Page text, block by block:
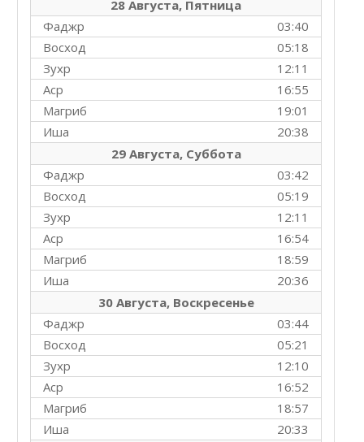
28 Августа, Пятница
03:40
Фаджр
05:18
Восход
12:11
Зухр
16:55
Аср
19:01
Магриб
20:38
Иша
29 Августа, Суббота
03:42
Фаджр
05:19
Восход
12:11
Зухр
16:54
Аср
18:59
Магриб
20:36
Иша
30 Августа, Воскресенье
03:44
Фаджр
05:21
Восход
12:10
Зухр
16:52
Аср
18:57
Магриб
20:33
Иша